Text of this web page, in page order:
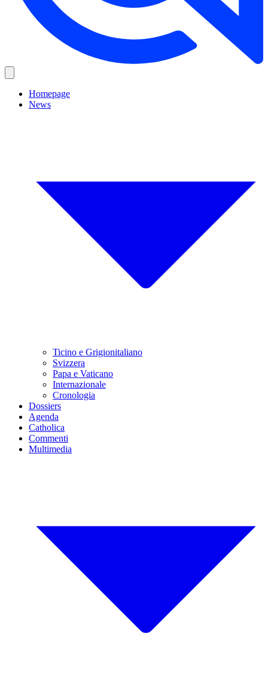
Homepage
News
Ticino e Grigionitaliano
Svizzera
Papa e Vaticano
Internazionale
Cronologia
Dossiers
Agenda
Catholica
Commenti
Multimedia